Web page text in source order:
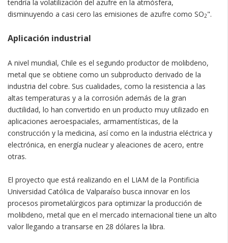
tendría la volatilización del azufre en la atmósfera,
disminuyendo a casi cero las emisiones de azufre como SO2".
Aplicación industrial
A nivel mundial, Chile es el segundo productor de molibdeno,
metal que se obtiene como un subproducto derivado de la
industria del cobre. Sus cualidades, como la resistencia a las
altas temperaturas y a la corrosión además de la gran
ductilidad, lo han convertido en un producto muy utilizado en
aplicaciones aeroespaciales, armamentísticas, de la
construcción y la medicina, así como en la industria eléctrica y
electrónica, en energía nuclear y aleaciones de acero, entre
otras.
El proyecto que está realizando en el LIAM de la Pontificia
Universidad Católica de Valparaíso busca innovar en los
procesos pirometalúrgicos para optimizar la producción de
molibdeno, metal que en el mercado internacional tiene un alto
valor llegando a transarse en 28 dólares la libra.